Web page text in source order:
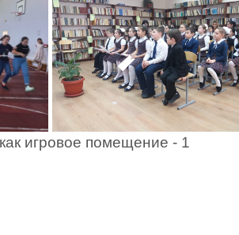
игровое помещение - 1